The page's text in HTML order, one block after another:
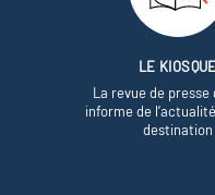
LE
La revue de presse
informe de
destination